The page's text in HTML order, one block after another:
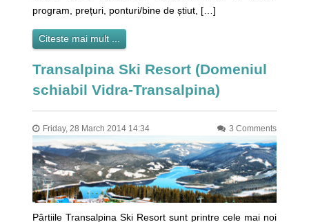
program, prețuri, ponturi/bine de știut, […]
Citeste mai mult ...
Transalpina Ski Resort (Domeniul
schiabil Vidra-Transalpina)
Friday, 28 March 2014 14:34 3 Comments
Pârtiile Transalpina Ski Resort sunt printre cele mai noi